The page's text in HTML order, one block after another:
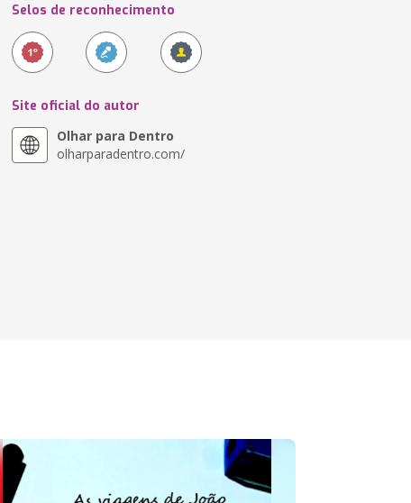
Selos de reconhecimento
Site oficial do autor
Olhar para Dentro
olharparadentro.com/